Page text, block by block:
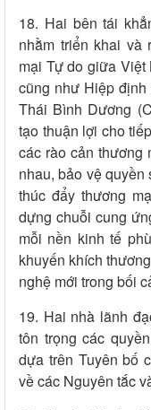
18. Hai bên tái
nhằm triển khai và
mại Tự do giữa Việt
cũng như Hiệp
Thái Bình Dương
tạo thuận lợi cho
các rào cản thương
nhau, bảo vệ
thúc đẩy thương
dựng chuỗi cung
mỗi nền kinh tế
khuyến khích
nghệ mới trong bối
19. Hai nhà lãnh
tôn trọng các
dựa trên Tuyên bố
về các Nguyên tắc